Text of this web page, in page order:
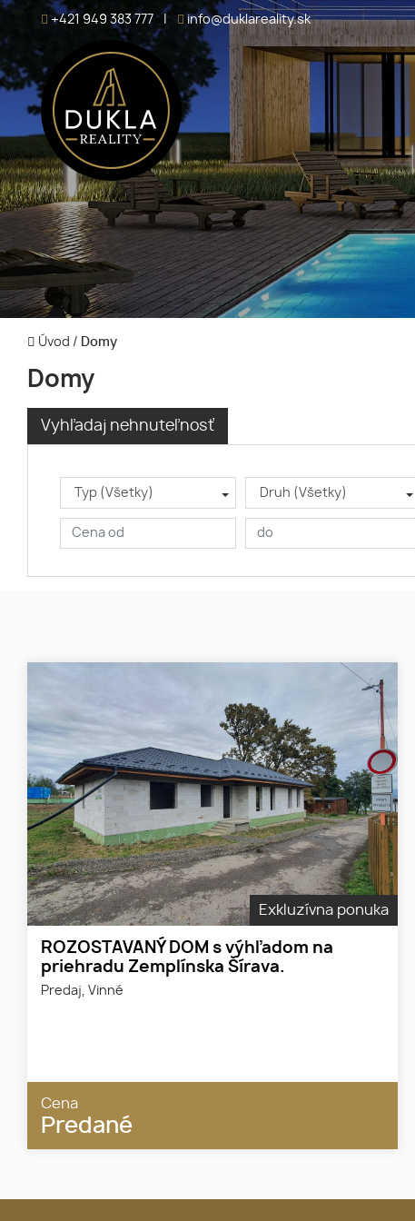
+421 949 383 777 info@duklareality.sk
Úvod / Domy
Domy
Vyhľadaj nehnuteľnosť
Typ (Všetky) Druh (Všetky)
Exkluzívna ponuka
ROZOSTAVANÝ DOM s výhľadom na
priehradu Zemplínska Šírava.
Predaj, Vinné
Cena
Predané